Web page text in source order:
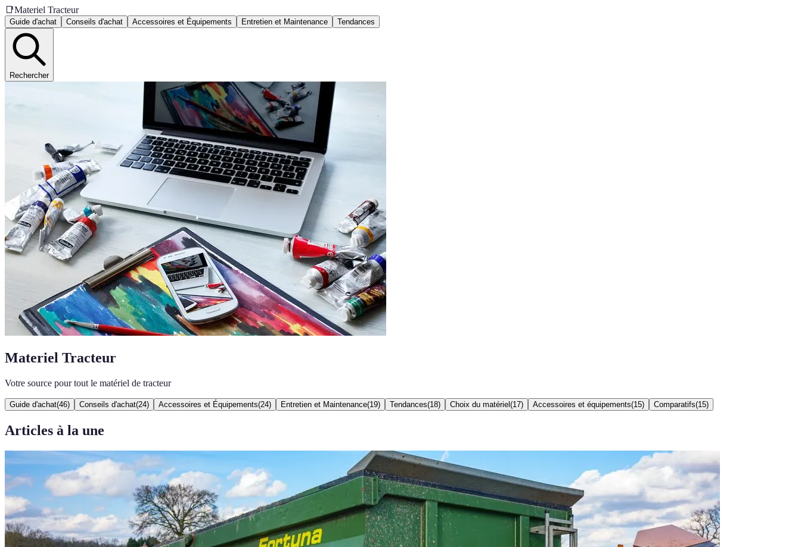
📑Materiel Tracteur
Guide d'achat Conseils d'achat Accessoires et Équipements Entretien et Maintenance Tendances
Rechercher
Materiel Tracteur
Votre source pour tout le matériel de tracteur
Guide d'achat(46) Conseils d'achat(24) Accessoires et Équipements(24) Entretien et Maintenance(19) Tendances(18) Choix du matériel (17) Accessoires et équipements(15) Comparatifs(15)
Articles à la une